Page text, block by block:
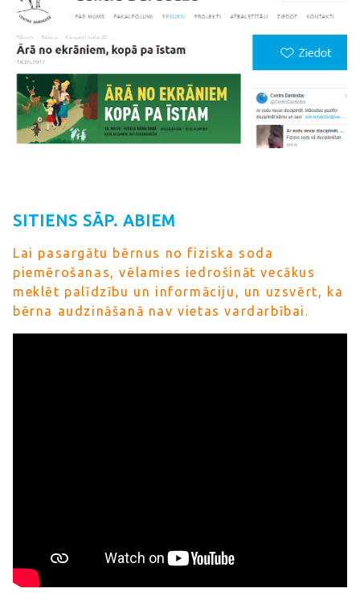
SITIENS SĀP. ABIEM
Lai pasargātu bērnus no fiziska soda
piemērošanas, vēlamies iedrošināt vecākus
meklēt palīdzību un informāciju, un uzsvērt, ka
bērna audzināšanā nav vietas vardarbībai.